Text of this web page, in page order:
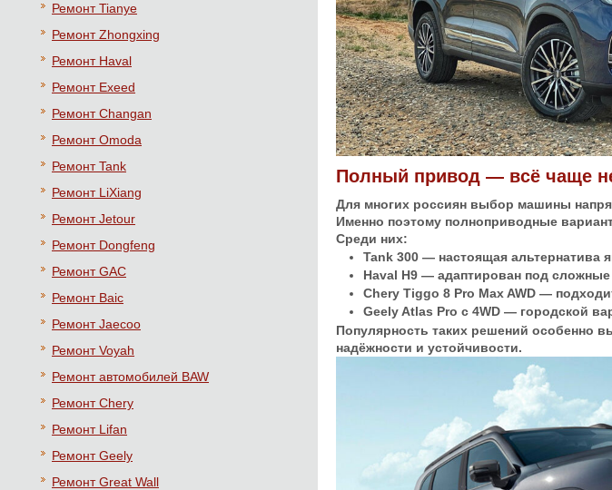
Ремонт Tianye
Ремонт Zhongxing
Ремонт Haval
Ремонт Exeed
Ремонт Changan
Ремонт Omoda
Ремонт Tank
Ремонт LiXiang
Ремонт Jetour
Ремонт Dongfeng
Ремонт GAC
Ремонт Baic
Ремонт Jaecoo
Ремонт Voyah
Ремонт автомобилей BAW
Ремонт Chery
Ремонт Lifan
Ремонт Geely
Ремонт Great Wall
Полный привод — всё чаще
Для многих россиян выбор машины
Именно поэтому полноприводные
Среди них:
Tank 300 — настоящая альтернатива
Haval H9 — адаптирован под
Chery Tiggo 8 Pro Max AWD —
Geely Atlas Pro с 4WD — городской
Популярность таких решений особенно
надёжности и устойчивости.